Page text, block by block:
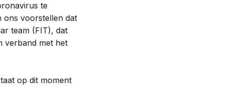
te
ons voorstellen dat
team (FIT), dat
verband met het
op dit moment